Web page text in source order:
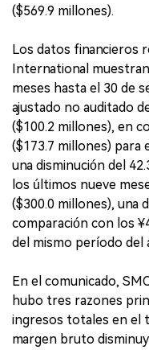
($569.9 millones).
Los datos financieros
International
meses hasta el 30 de
ajustado no auditado
($100.2 millones), en
($173.7 millones) para
una disminución del
los últimos nueve
($300.0 millones), una
comparación con los
del mismo período del
En el comunicado,
hubo tres razones
ingresos totales en el
margen bruto